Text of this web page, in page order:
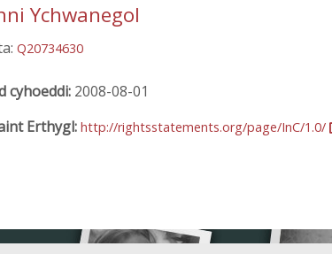
Ychwanegol
Q20734630
cyhoeddi: 2008-08-01
Erthygl: http://rightsstatements.org/page/InC/1.0/